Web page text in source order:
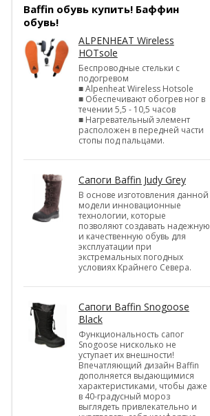
Baffin обувь купить! Баффин
обувь!
ALPENHEAT Wireless
HOTsole
Беспроводные стельки с
подогревом
■ Alpenheat Wireless Hotsole
■ Обеспечивают обогрев ног в
течении 5,5 - 10,5 часов
■ Нагревательный элемент
расположен в передней части
стопы под пальцами.
Сапоги Baffin Judy Grey
В основе изготовления данной
модели инновационные
технологии, которые
позволяют создавать надежную
и качественную обувь для
эксплуатации при
экстремальных погодных
условиях Крайнего Севера.
Сапоги Baffin Snogoose
Black
Функциональность сапог
Snogoose нисколько не
уступает их внешности!
Впечатляющий дизайн Baffin
дополняется выдающимися
характеристиками, чтобы даже
в 40-градусный мороз
выглядеть привлекательно и